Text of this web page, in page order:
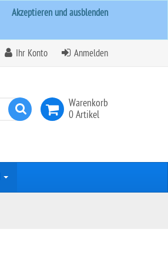
Akzeptieren und ausblenden
Ihr Konto Anmelden
Warenkorb
0 Artikel
Suchen